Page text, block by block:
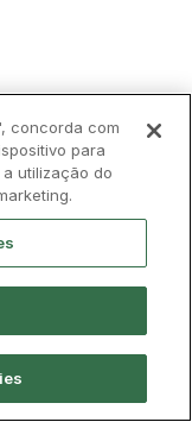
concorda com
para
utilização do